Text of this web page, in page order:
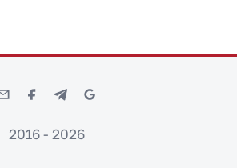
2016 - 2026